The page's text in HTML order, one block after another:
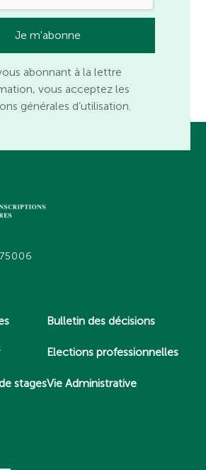
abonnant à la lettre
vous acceptez les
générales d’utilisation.
stages
Bulletin des décisions
Elections professionnelles
Vie Administrative